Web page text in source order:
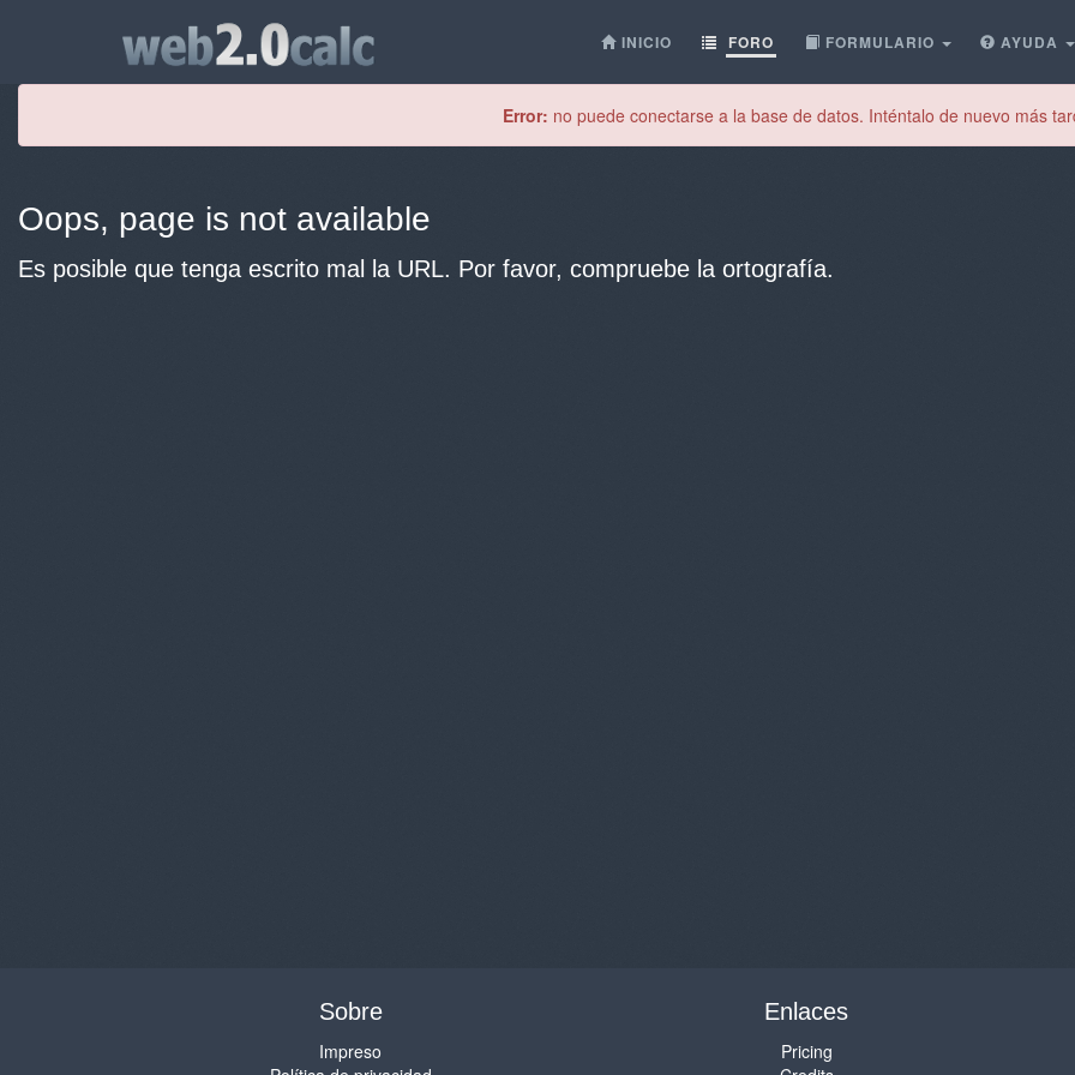
INICIO FORO FORMULARIO AYUDA
Error: no puede conectarse a la base de datos. Inténtalo de nuevo más
Oops, page is not available
Es posible que tenga escrito mal la URL. Por favor, compruebe la ortografía.
Sobre
Impreso
Enlaces
Pricing